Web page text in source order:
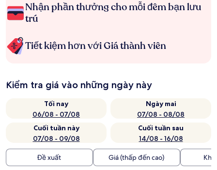
Nhận phần thưởng cho mỗi đêm bạn lưu
trú
Tiết kiệm hơn với Giá thành viên
Kiểm tra giá vào những ngày này
Tối nay
06/08 - 07/08
Ngày mai
07/08 - 08/08
Cuối tuần này
07/08 - 09/08
Cuối tuần sau
14/08 - 16/08
Đề xuất Giá (thấp đến cao)